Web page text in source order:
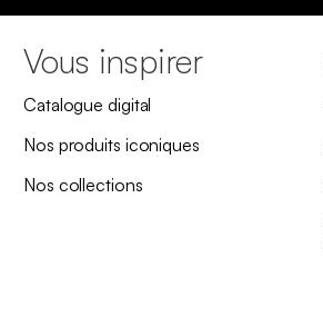
Vous inspirer
Catalogue digital
Nos produits iconiques
Nos collections